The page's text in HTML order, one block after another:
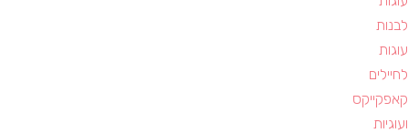
לבנות
עוגות
לחיילים
קאפקייקס
ועוגיות